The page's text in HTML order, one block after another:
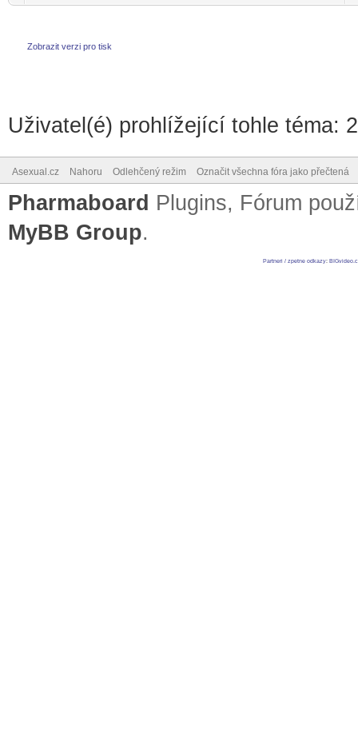
Zobrazit verzi pro tisk
Uživatel(é) prohlížející tohle téma:
Asexual.cz Nahoru Odlehčený režim Označit všechna fóra jako přečtená
Pharmaboard Plugins, Fórum
MyBB Group.
Partneri / zpetne odkazy: